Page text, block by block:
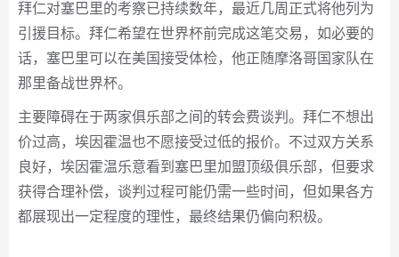
拜仁对塞巴里的考察已持续数年，最近几周正式将他列为
引援目标。拜仁希望在世界杯前完成这笔交易，如必要的
话，塞巴里可以在美国接受体检，他正随摩洛哥国家队在
那里备战世界杯。
主要障碍在于两家俱乐部之间的转会费谈判。拜仁不想出
价过高，埃因霍温也不愿接受过低的报价。不过双方关系
良好，埃因霍温乐意看到塞巴里加盟顶级俱乐部，但要求
获得合理补偿，谈判过程可能仍需一些时间，但如果各方
都展现出一定程度的理性，最终结果仍偏向积极。